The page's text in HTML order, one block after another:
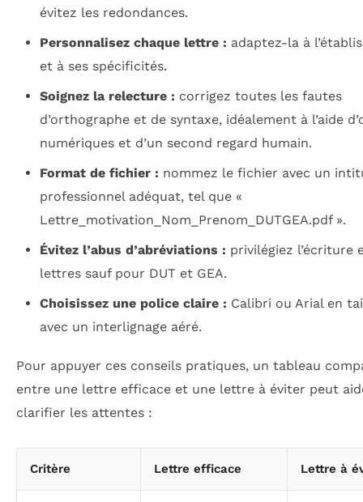
évitez les redondances.
Personnalisez chaque lettre : adaptez-la à
et à ses spécificités.
Soignez la relecture : corrigez toutes les fautes
d’orthographe et de syntaxe, idéalement à l’aide
numériques et d’un second regard humain.
Format de fichier : nommez le fichier avec un
professionnel adéquat, tel que «
Lettre_motivation_Nom_Prenom_DUTGEA.pdf ».
Évitez l’abus d’abréviations : privilégiez l’écriture
lettres sauf pour DUT et GEA.
Choisissez une police claire : Calibri ou Arial en
avec un interlignage aéré.
Pour appuyer ces conseils pratiques, un tableau
entre une lettre efficace et une lettre à éviter peut
clarifier les attentes :
Critère Lettre efficace Lettre à